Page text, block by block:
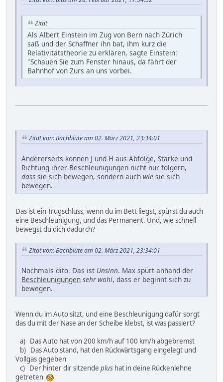
Zitat
Als Albert Einstein im Zug von Bern nach Zürich
saß und der Schaffner ihn bat, ihm kurz die
Relativitätstheorie zu erklären, sagte Einstein:
"Schauen Sie zum Fenster hinaus, da fährt der
Bahnhof von Zurs an uns vorbei.
Zitat von: Bachblüte am 02. März 2021, 23:34:01
Andererseits können J und H aus Abfolge, Stärke und
Richtung ihrer Beschleunigungen nicht nur folgern,
dass sie sich bewegen, sondern auch wie sie sich
bewegen.
Das ist ein Trugschluss, wenn du im Bett liegst, spürst du auch
eine Beschleunigung, und das Permanent. Und, wie schnell
bewegst du dich dadurch?
Zitat von: Bachblüte am 02. März 2021, 23:34:01
Nochmals dito. Das ist Unsinn. Max spürt anhand der
Beschleunigungen sehr wohl, dass er beginnt sich zu
bewegen.
Wenn du im Auto sitzt, und eine Beschleunigung dafür sorgt
das du mit der Nase an der Scheibe klebst, ist was passiert?
a) Das Auto hat von 200 km/h auf 100 km/h abgebremst
b) Das Auto stand, hat den Rückwärtsgang eingelegt und
Vollgas gegeben
c) Der hinter dir sitzende plus hat in deine Rückenlehne
getreten